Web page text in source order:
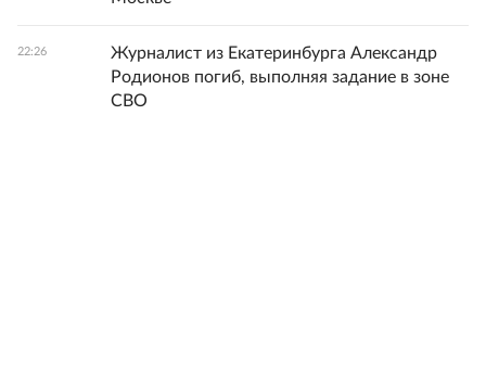
22:26
Журналист из Екатеринбурга Александр
Родионов погиб, выполняя задание в зоне
СВО